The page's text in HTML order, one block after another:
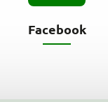
Facebook